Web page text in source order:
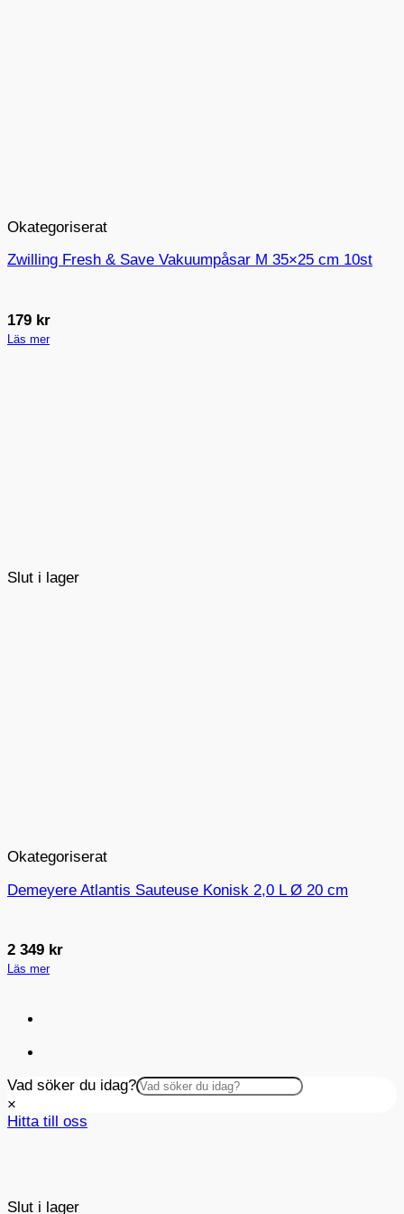
Slut i lager
Okategoriserat
Zwilling Fresh & Save Vakuumpåsar M 35×25 cm 10st
179 kr
Läs mer
Slut i lager
Okategoriserat
Demeyere Atlantis Sauteuse Konisk 2,0 L Ø 20 cm
2 349 kr
Läs mer
Vad söker du idag?
×
Hitta till oss